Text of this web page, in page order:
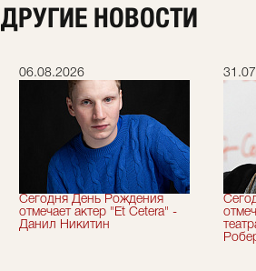
ДРУГИЕ НОВОСТИ
06.08.2026
Сегодня День Рождения
отмечает актер "Et Cetera" -
Данил Никитин